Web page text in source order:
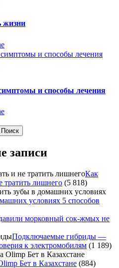
жизни
и способы лечения
Поиск
записи
Как
тратить лишнего (5 818)
условиях 5 способов
морковный сок-жмых не
Подключаемые гибриды —
к электромобилям (1 189)
Бет в Казахстане (884)